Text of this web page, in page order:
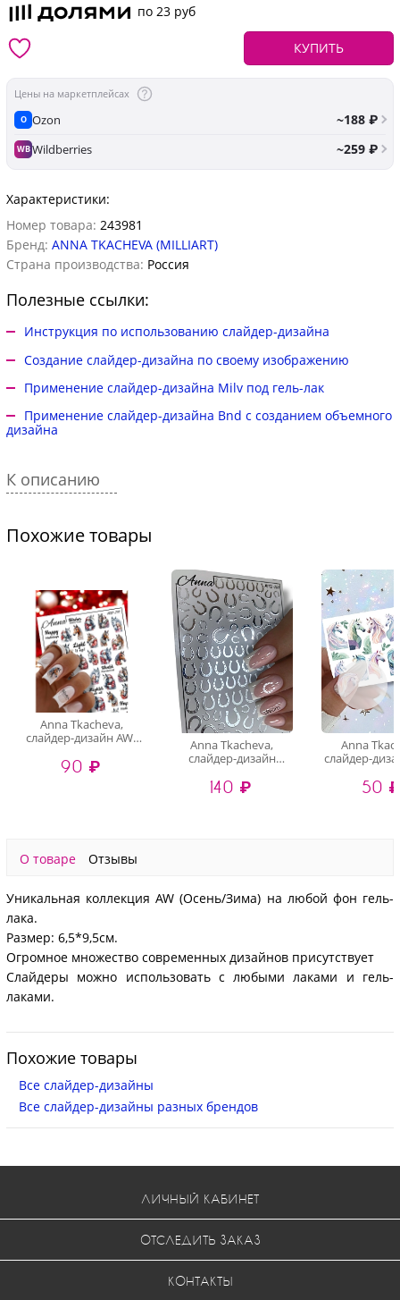
по 23 руб
КУПИТЬ
Цены на маркетплейсах
O Ozon ~188 ₽
WBWildberries ~259 ₽
Характеристики:
Номер товара: 243981
Бренд: ANNA TKACHEVA (MILLIART)
Страна производства: Россия
Полезные ссылки:
Инструкция по использованию слайдер-дизайна
Создание слайдер-дизайна по своему изображению
Применение слайдер-дизайна Milv под гель-лак
Применение слайдер-дизайна Bnd с созданием объемного
дизайна
К описанию
Похожие товары
Anna Tkacheva,
слайдер-дизайн AW-
90 ₽
Anna Tkacheva,
слайдер-дизайн
MTL-260
140 ₽
Anna
слайдер-
50 ₽
О товаре Отзывы
Уникальная коллекция AW (Осень/Зима) на любой фон гель-
лака.
Размер: 6,5*9,5см.
Огромное множество современных дизайнов присутствует
Слайдеры можно использовать с любыми лаками и гель-
лаками.
Похожие товары
Все слайдер-дизайны
Все слайдер-дизайны разных брендов
ЛИЧНЫЙ КАБИНЕТ
ОТСЛЕДИТЬ ЗАКАЗ
КОНТАКТЫ